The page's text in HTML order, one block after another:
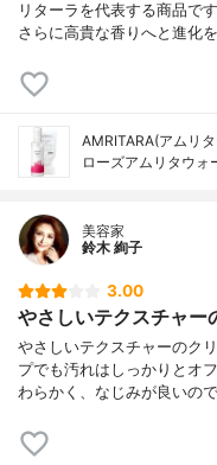
リターラを代表する商品で
さらに高貴な香りへと進化
AMRITARA(アムリ
ローズアムリタウォ
美容家
鈴木 絢子
3.00
やさしいテクスチャー
やさしいテクスチャーのク
プでも汚れはしっかりとオ
わらかく、なじみが良いの